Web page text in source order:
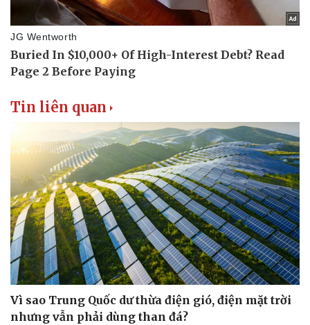
Tin liên quan
Vì sao Trung Quốc dư thừa điện gió, điện mặt trời
nhưng vẫn phải dùng than đá?